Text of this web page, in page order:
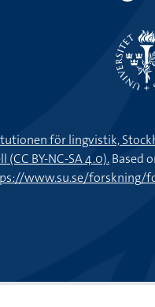
för lingvistik,
BY-NC-SA 4.0).Based
www.su.se/forskning/